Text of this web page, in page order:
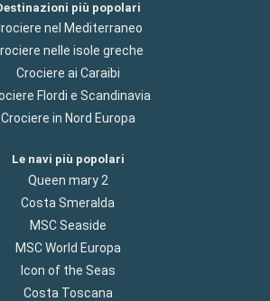
più popolari
nel Mediterraneo
nelle isole greche
Crociere ai Caraibi
Flordi e Scandinavia
Crociere in Nord Europa
Le navi più popolari
Queen mary 2
Costa Smeralda
MSC Seaside
MSC World Europa
Icon of the Seas
Costa Toscana